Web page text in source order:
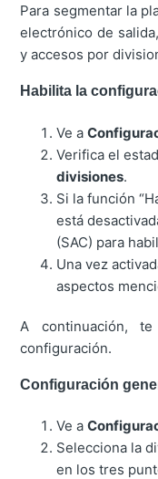
Para segmentar la
electrónico de
y accesos por
Habilita la
Ve a
Verifica el
divisiones.
Si la función
está
(SAC) para
Una vez
aspectos
A continuación,
configuración.
Configuración
Ve a
Selecciona la
en los tres